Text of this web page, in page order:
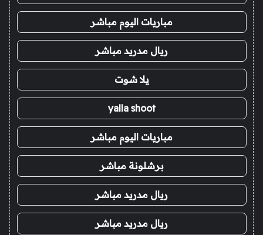
مباريات اليوم مباشر
ريال مدريد مباشر
يلا شوت
yalla shoot
مباريات اليوم مباشر
برشلونة مباشر
ريال مدريد مباشر
ريال مدريد مباشر